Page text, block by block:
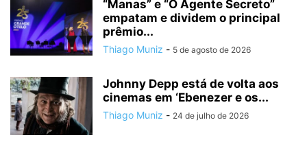
“Manas” e “O Agente Secreto”
empatam e dividem o principal
prêmio...
Thiago Muniz - 5 de agosto de 2026
Johnny Depp está de volta aos
cinemas em ‘Ebenezer e os...
Thiago Muniz - 24 de julho de 2026